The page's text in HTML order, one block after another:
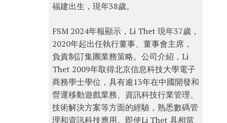
福建出生，現年38歲。
FSM 2024年報顯示，Li Thet 現年37歲，
2020年起出任執行董事、董事會主席，
負責制訂集團業務策略。公司介紹，Li
Thet 2009年取得北京信息科技大學電子
商務學士學位，具有逾13年在中國開發和
營運移動遊戲業務、資訊科技行業管理、
技術解決方案等方面的經驗，熟悉數碼管
理和資訊科技應用。即使Li Thet 具相當